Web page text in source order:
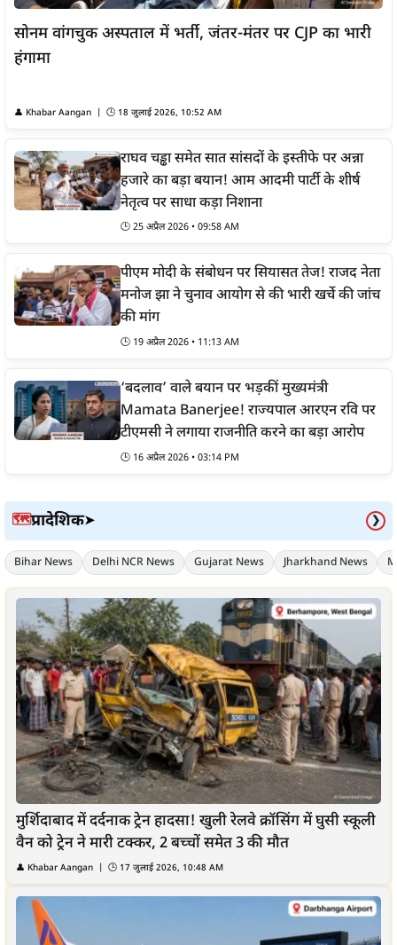
सोनम वांगचुक अस्पताल में भर्ती, जंतर-मंतर पर CJP का भारी
हंगामा
👤 Khabar Aangan | 🕒 18 जुलाई 2026, 10:52 AM
राघव चड्ढा समेत सात सांसदों के इस्तीफे पर अन्ना
हजारे का बड़ा बयान! आम आदमी पार्टी के शीर्ष
नेतृत्व पर साधा कड़ा निशाना
🕒 25 अप्रैल 2026 • 09:58 AM
पीएम मोदी के संबोधन पर सियासत तेज! राजद नेता
मनोज झा ने चुनाव आयोग से की भारी खर्चे की जांच
की मांग
🕒 19 अप्रैल 2026 • 11:13 AM
‘बदलाव’ वाले बयान पर भड़कीं मुख्यमंत्री
Mamata Banerjee! राज्यपाल आरएन रवि पर
टीएमसी ने लगाया राजनीति करने का बड़ा आरोप
🕒 16 अप्रैल 2026 • 03:14 PM
🗺️प्रादेशिक➤ ❯
Bihar News Delhi NCR News Gujarat News Jharkhand News
मुर्शिदाबाद में दर्दनाक ट्रेन हादसा! खुली रेलवे क्रॉसिंग में घुसी स्कूली
वैन को ट्रेन ने मारी टक्कर, 2 बच्चों समेत 3 की मौत
👤 Khabar Aangan | 🕒 17 जुलाई 2026, 10:48 AM